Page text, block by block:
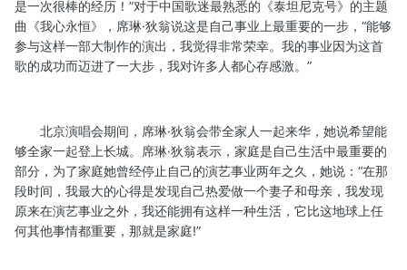
是一次很棒的经历！”对于中国歌迷最熟悉的《泰坦尼克号》的主题
曲《我心永恒》，席琳·狄翁说这是自己事业上最重要的一步，“能够
参与这样一部大制作的演出，我觉得非常荣幸。我的事业因为这首
歌的成功而迈进了一大步，我对许多人都心存感激。”
北京演唱会期间，席琳·狄翁会带全家人一起来华，她说希望能
够全家一起登上长城。席琳·狄翁表示，家庭是自己生活中最重要的
部分，为了家庭她曾经停止自己的演艺事业两年之久，她说：“在那
段时间，我最大的心得是发现自己热爱做一个妻子和母亲，我发现
原来在演艺事业之外，我还能拥有这样一种生活，它比这地球上任
何其他事情都重要，那就是家庭!”